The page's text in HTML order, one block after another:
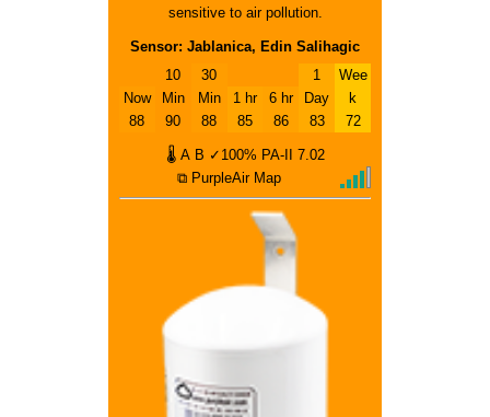
sensitive to air pollution.
Sensor: Jablanica, Edin Salihagic
Now
88
10
Min
90
30
Min
88
1 hr
85
6 hr
86
1
Day
83
Wee
k
72
🌡 A B ✓100% PA-II
7.02
⧉ PurpleAir Map